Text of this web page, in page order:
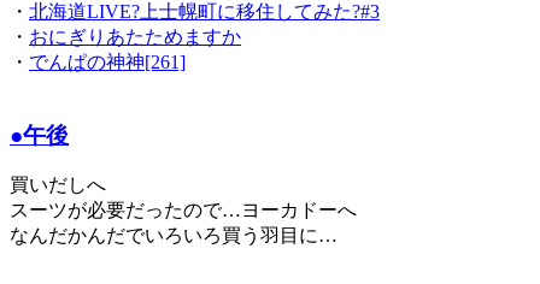
・ 北海道LIVE?上士幌町に移住してみた?#3
・ おにぎりあたためますか
・ でんぱの神神[261]
●午後
買いだしへ
スーツが必要だったので…ヨーカドーへ
なんだかんだでいろいろ買う羽目に…